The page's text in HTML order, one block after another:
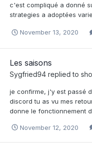
c'est compliqué a donné
strategies a adoptées
November 13, 2020
Les saisons
Sygfried94 replied to
je confirme, j'y est passé
discord tu as vu mes
donne le fonctionnement
November 12, 2020